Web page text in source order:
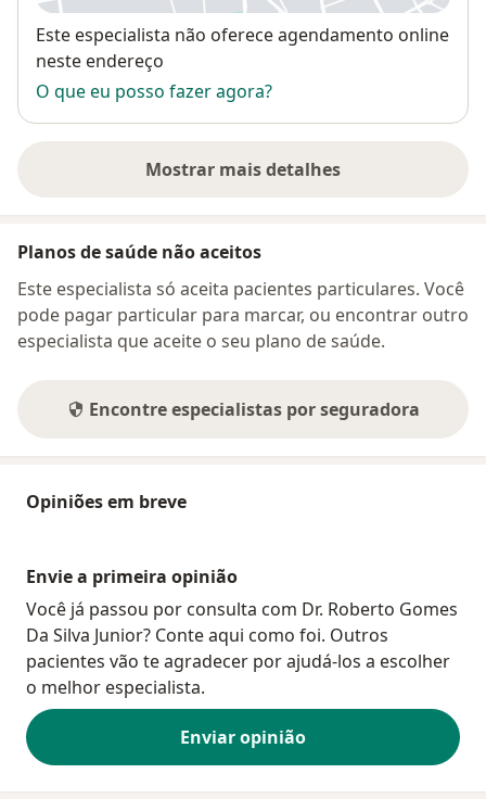
Disponibilidade
Este especialista não oferece agendamento online
neste endereço
O que eu posso fazer agora?
Mostrar mais detalhes
sobre o endereço
Planos de saúde não aceitos
Este especialista só aceita pacientes particulares. Você
pode pagar particular para marcar, ou encontrar outro
especialista que aceite o seu plano de saúde.
Encontre especialistas por seguradora
Opiniões em breve
Envie a primeira opinião
Você já passou por consulta com Dr. Roberto Gomes
Da Silva Junior? Conte aqui como foi. Outros
pacientes vão te agradecer por ajudá-los a escolher
o melhor especialista.
Enviar opinião